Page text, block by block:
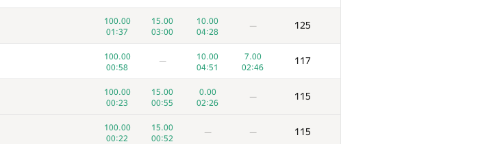
100.00
01:37
15.00
03:00
10.00
04:28
— 125
100.00
00:58
—
10.00
04:51
7.00
02:46
117
100.00
00:23
15.00
00:55
0.00
02:26
— 115
100.00
00:22
15.00
00:52
— — 115